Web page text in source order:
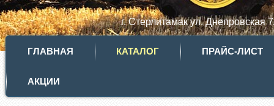
г. Стерлитамак ул. Днепровская
ГЛАВНАЯ КАТАЛОГ ПРАЙС-ЛИСТ
АКЦИИ